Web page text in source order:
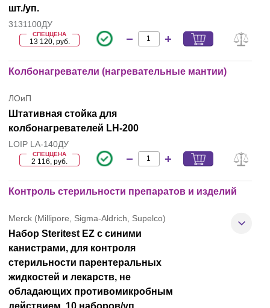
шт./уп.
3131100ДУ
СПЕЦЦЕНА
13 120, руб.
Колбонагреватели (нагревательные мантии)
ЛОиП
Штативная стойка для
колбонагревателей LH-200
LOIP LA-140ДУ
СПЕЦЦЕНА
2 116, руб.
Контроль стерильности препаратов и изделий
Merck (Millipore, Sigma-Aldrich, Supelco)
Набор Steritest EZ с синими
канистрами, для контроля
стерильности парентеральных
жидкостей и лекарств, не
обладающих противомикробным